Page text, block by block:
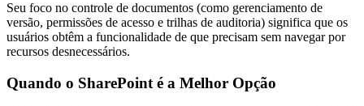
Seu foco no controle de documentos (como gerenciamento de
versão, permissões de acesso e trilhas de auditoria) significa que os
usuários obtêm a funcionalidade de que precisam sem navegar por
recursos desnecessários.
Quando o SharePoint é a Melhor Opção